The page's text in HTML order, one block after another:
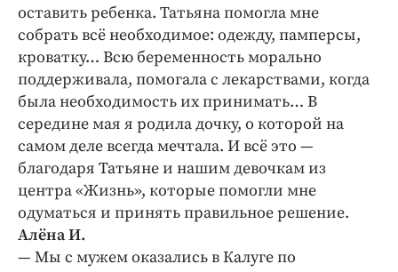
оставить ребенка. Татьяна помогла мне
собрать всё необходимое: одежду, памперсы,
кроватку… Всю беременность морально
поддерживала, помогала с лекарствами, когда
была необходимость их принимать… В
середине мая я родила дочку, о которой на
самом деле всегда мечтала. И всё это —
благодаря Татьяне и нашим девочкам из
центра «Жизнь», которые помогли мне
одуматься и принять правильное решение.
Алёна И.
— Мы с мужем оказались в Калуге по